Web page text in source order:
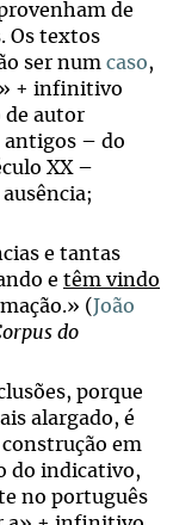
de
Os textos
ser num caso,
+ infinitivo
de autor
antigos – do
XX –
e tantas
e têm vindo
( João
do
porque
alargado, é
em
do indicativo,
no português